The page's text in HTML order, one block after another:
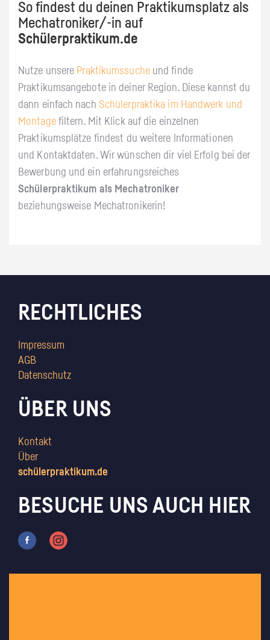
So findest du deinen Praktikumsplatz als
Mechatroniker/-in auf
Schülerpraktikum.de
Nutze unsere Praktikumssucheund finde
Praktikumsangebote in deiner Region. Diese kannst du
dann einfach nach Schülerpraktika im Handwerk und
Montagefiltern. Mit Klick auf die einzelnen
Praktikumsplätze findest du weitere Informationen
und Kontaktdaten. Wir wünschen dir viel Erfolg bei der
Bewerbung und ein erfahrungsreiches
Schülerpraktikum als Mechatroniker
beziehungsweise Mechatronikerin!
RECHTLICHES
Impressum
AGB
Datenschutz
ÜBER UNS
Kontakt
Über
schülerpraktikum.de
BESUCHE UNS AUCH HIER